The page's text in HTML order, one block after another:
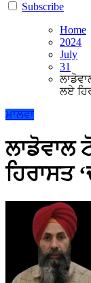
Subscribe
Home
2024
July
31
ਲਏ
ਮਾਲਵਾ
ਲਾਡੋਵਾਲ
ਹਿਰਾਸਤ